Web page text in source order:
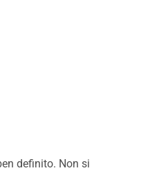
definito. Non si